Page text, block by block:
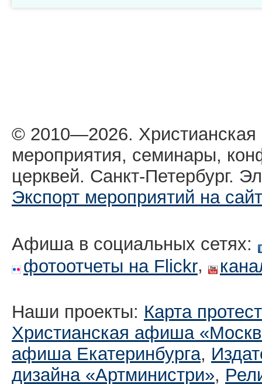
© 2010—2026.
мероприятия, семинары,
церквей. Санкт-Петербург.
Экспорт мероприятий на сайт
Афиша в социальных сетях:
фотоотчеты на Flickr,
Наши проекты: Карта
Христианская афиша
афиша Екатеринбургa,
дизайна «Артминистри»,